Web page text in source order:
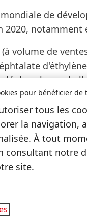
de
(à volume de
dans les
grâce à
avec Eco-
:
composée
et produits
pour bénéficier de
tous les
la navigation,
À tout
consultant notre
site.